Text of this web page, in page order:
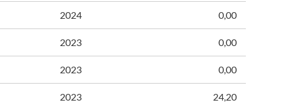
2024 0,00
2023 0,00
2023 0,00
2023 24,20